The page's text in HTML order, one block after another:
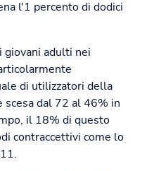
l'1 percento di dodici
adulti nei
di utilizzatori della
dal 72 al 46% in
il 18% di questo
contraccettivi come lo